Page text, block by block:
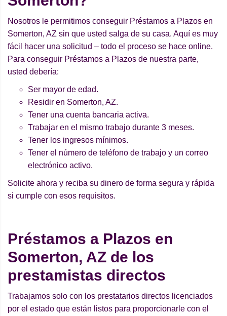
Nosotros le permitimos conseguir Préstamos a Plazos en
Somerton, AZ sin que usted salga de su casa. Aquí es muy
fácil hacer una solicitud – todo el proceso se hace online.
Para conseguir Préstamos a Plazos de nuestra parte,
usted debería:
Ser mayor de edad.
Residir en Somerton, AZ.
Tener una cuenta bancaria activa.
Trabajar en el mismo trabajo durante 3 meses.
Tener los ingresos mínimos.
Tener el número de teléfono de trabajo y un correo
electrónico activo.
Solicite ahora y reciba su dinero de forma segura y rápida
si cumple con esos requisitos.
Préstamos a Plazos en
Somerton, AZ de los
prestamistas directos
Trabajamos solo con los prestatarios directos licenciados
por el estado que están listos para proporcionarle con el